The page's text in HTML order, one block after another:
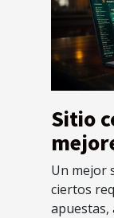
Sitio
Un mejor
ciertos
apuestas,